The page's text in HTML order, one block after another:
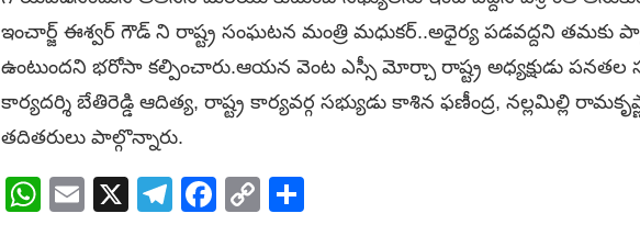
ఇంచార్జ్ ఈశ్వర్ గౌడ్ ని రాష్ట్ర సంఘటన మంత్రి మధుకర్..అధైర్య పడవద్దని తమకు
ఉంటుందని భరోసా కల్పించారు.ఆయన వెంట ఎస్సీ మోర్చా రాష్ట్ర అధ్యక్షుడు పనతల
కార్యదర్శి బేతిరెడ్డి ఆదిత్య, రాష్ట్ర కార్యవర్గ సభ్యుడు కాశిన ఫణీంద్ర, నల్లమిల్లి
తదితరులు పాల్గొన్నారు.
WhatsApp
Email
X Telegram
Facebook
Copy